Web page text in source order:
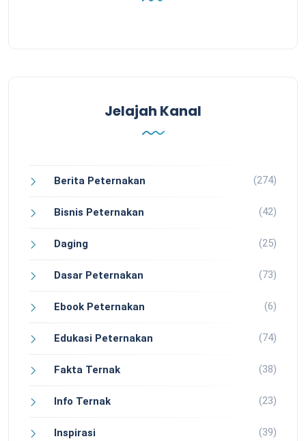
Jelajah Kanal
Berita Peternakan (274)
Bisnis Peternakan (42)
Daging (25)
Dasar Peternakan (73)
Ebook Peternakan (6)
Edukasi Peternakan (74)
Fakta Ternak (38)
Info Ternak (23)
Inspirasi (39)